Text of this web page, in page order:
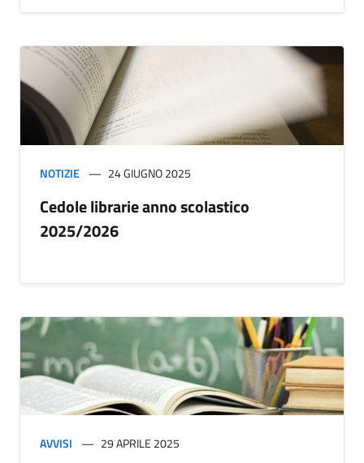
NOTIZIE 24 GIUGNO 2025
Cedole librarie anno scolastico
2025/2026
AVVISI 29 APRILE 2025